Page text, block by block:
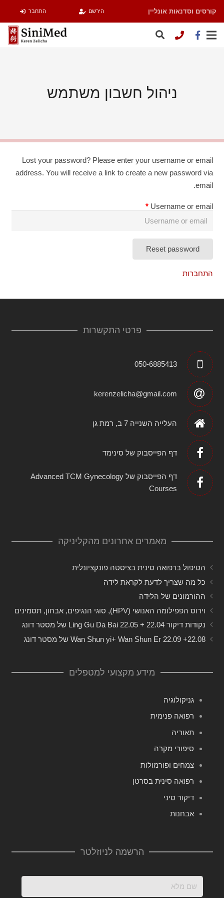
קורסים וסדנאות אונליין הירשם התחבר
ניהול חשבון משתמש
Lost your password? Please enter your username or email
address. You will receive a link to create a new password via
email.
Username or email
*
Reset password
התחברות
פרטי התקשרות
050-6885413
kerenzelicha@gmail.com
העלייה השנייה 7 ב, רמת גן
דף הפייסבוק של סינימד
דף הפייסבוק של Advanced TCM Gynecology
Courses
מאמרים אחרונים מהקליניקה
הטיפול ברפואה סינית בציסטה פונקציונלית
כל מה שצריך לדעת לקראת לידה
ההורמונים של הלידה
וירוס הפפילומה האנושי (HPV), סוגי הנגיפים, אבחון, תסמינים
נקודות דיקור 22.04 + 22.05 Ling Gu Da Bai של מסטר דונג
22.08+ 22.09 Wan Shun yi+ Wan Shun Er של מסטר דונג
מידע מקצועי למטפלים
גניקולוגיה
רפואה פנימית
תאוריה
סיפורי מקרה
צמחים ופורמולות
רפואה סינית בסרטן
דיקור סיני
אבחנות
הרשמה לניוזלטר